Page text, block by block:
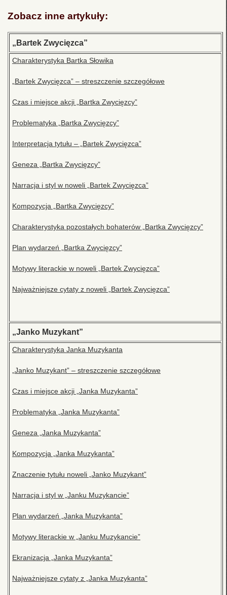
Zobacz inne artykuły:
„Bartek Zwycięzca”
Charakterystyka Bartka Słowika
„Bartek Zwycięzca” – streszczenie szczegółowe
Czas i miejsce akcji „Bartka Zwycięzcy”
Problematyka „Bartka Zwycięzcy”
Interpretacja tytułu – „Bartek Zwycięzca”
Geneza „Bartka Zwycięzcy”
Narracja i styl w noweli „Bartek Zwycięzca”
Kompozycja „Bartka Zwycięzcy”
Charakterystyka pozostałych bohaterów „Bartka Zwycięzcy”
Plan wydarzeń „Bartka Zwycięzcy”
Motywy literackie w noweli „Bartek Zwycięzca”
Najważniejsze cytaty z noweli „Bartek Zwycięzca”
„Janko Muzykant”
Charakterystyka Janka Muzykanta
„Janko Muzykant” – streszczenie szczegółowe
Czas i miejsce akcji „Janka Muzykanta”
Problematyka „Janka Muzykanta”
Geneza „Janka Muzykanta”
Kompozycja „Janka Muzykanta”
Znaczenie tytułu noweli „Janko Muzykant”
Narracja i styl w „Janku Muzykancie”
Plan wydarzeń „Janka Muzykanta”
Motywy literackie w „Janku Muzykancie”
Ekranizacja „Janka Muzykanta”
Najważniejsze cytaty z „Janka Muzykanta”